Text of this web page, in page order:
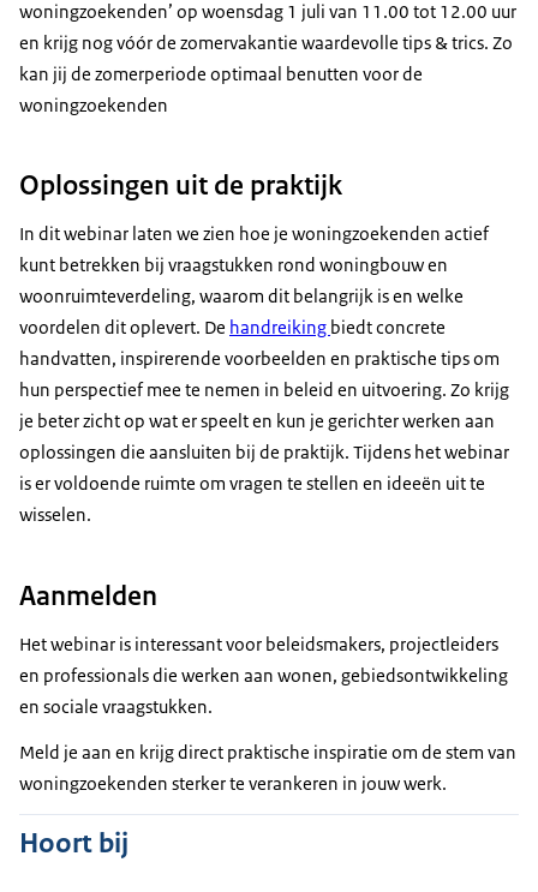
woningzoekenden’ op woensdag 1 juli van 11.00 tot 12.00 uur
en krijg nog vóór de zomervakantie waardevolle tips & trics. Zo
kan jij de zomerperiode optimaal benutten voor de
woningzoekenden
Oplossingen uit de praktijk
In dit webinar laten we zien hoe je woningzoekenden actief
kunt betrekken bij vraagstukken rond woningbouw en
woonruimteverdeling, waarom dit belangrijk is en welke
voordelen dit oplevert. De handreiking biedt concrete
handvatten, inspirerende voorbeelden en praktische tips om
hun perspectief mee te nemen in beleid en uitvoering. Zo krijg
je beter zicht op wat er speelt en kun je gerichter werken aan
oplossingen die aansluiten bij de praktijk. Tijdens het webinar
is er voldoende ruimte om vragen te stellen en ideeën uit te
wisselen.
Aanmelden
Het webinar is interessant voor beleidsmakers, projectleiders
en professionals die werken aan wonen, gebiedsontwikkeling
en sociale vraagstukken.
Meld je aan en krijg direct praktische inspiratie om de stem van
woningzoekenden sterker te verankeren in jouw werk.
Hoort bij